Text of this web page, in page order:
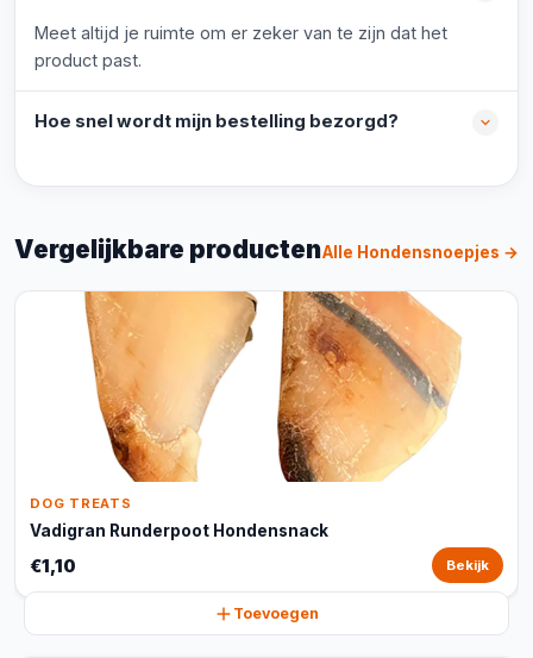
Meet altijd je ruimte om er zeker van te zijn dat het
product past.
Hoe snel wordt mijn bestelling bezorgd?
Vergelijkbare productenAlle Hondensnoepjes →
DOG TREATS
Vadigran Runderpoot Hondensnack
€1,10 Bekijk
Toevoegen